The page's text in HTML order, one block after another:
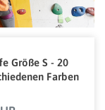
Größe S - 20
Farben